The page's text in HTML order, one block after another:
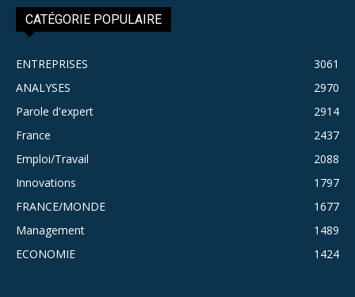
CATÉGORIE POPULAIRE
ENTREPRISES
3061
ANALYSES
2970
Parole d'expert
2914
France
2437
Emploi/Travail
2088
Innovations
1797
FRANCE/MONDE
1677
Management
1489
ECONOMIE
1424